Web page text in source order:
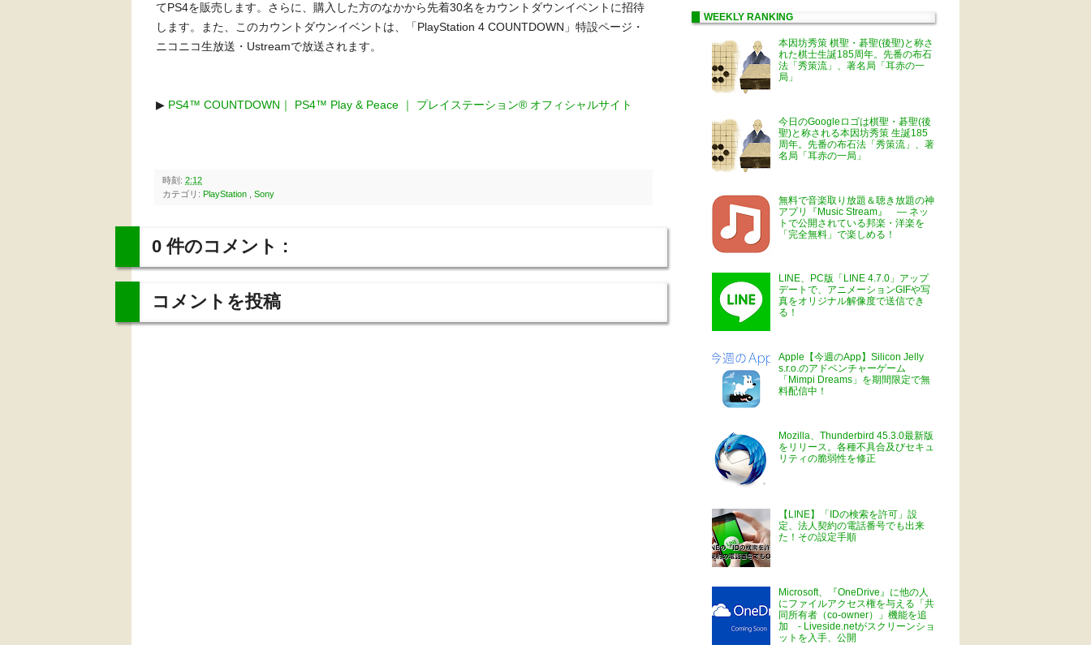
てPS4を販売します。さらに、購入した方のなかから先着30名をカウントダウンイベントに招待
します。また、このカウントダウンイベントは、「PlayStation 4 COUNTDOWN」特設ページ・
ニコニコ生放送・Ustreamで放送されます。
▶ PS4™ COUNTDOWN｜ PS4™ Play & Peace ｜ プレイステーション® オフィシャルサイト
時刻: 2:12
カテゴリ: PlayStation Sony
0 件のコメント :
コメントを投稿
WEEKLY RANKING
本因坊秀策 棋聖・碁聖(後聖)と称さ
れた棋士生誕185周年。先番の布石
法「秀策流」、著名局「耳赤の一
局」
今日のGoogleロゴは棋聖・碁聖(後
聖)と称される本因坊秀策 生誕185
周年。先番の布石法「秀策流」、著
名局「耳赤の一局」
無料で音楽取り放題＆聴き放題の神
アプリ『Music Stream』 ― ネッ
トで公開されている邦楽・洋楽を
「完全無料」で楽しめる！
LINE、PC版「LINE 4.7.0」アップ
デートで、アニメーションGIFや写
真をオリジナル解像度で送信でき
る！
Apple【今週のApp】Silicon Jelly
s.r.o.のアドベンチャーゲーム
「Mimpi Dreams」を期間限定で無
料配信中！
Mozilla、Thunderbird 45.3.0最新版
をリリース。各種不具合及びセキュ
リティの脆弱性を修正
【LINE】「IDの検索を許可」設
定、法人契約の電話番号でも出来
た！その設定手順
Microsoft、『OneDrive』に他の人
にファイルアクセス権を与える「共
同所有者（co-owner）」機能を追
加 - Liveside.netがスクリーンショ
ットを入手、公開